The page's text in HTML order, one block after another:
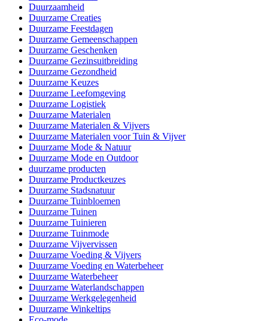
Duurzaamheid
Duurzame Creaties
Duurzame Feestdagen
Duurzame Gemeenschappen
Duurzame Geschenken
Duurzame Gezinsuitbreiding
Duurzame Gezondheid
Duurzame Keuzes
Duurzame Leefomgeving
Duurzame Logistiek
Duurzame Materialen
Duurzame Materialen & Vijvers
Duurzame Materialen voor Tuin & Vijver
Duurzame Mode & Natuur
Duurzame Mode en Outdoor
duurzame producten
Duurzame Productkeuzes
Duurzame Stadsnatuur
Duurzame Tuinbloemen
Duurzame Tuinen
Duurzame Tuinieren
Duurzame Tuinmode
Duurzame Vijvervissen
Duurzame Voeding & Vijvers
Duurzame Voeding en Waterbeheer
Duurzame Waterbeheer
Duurzame Waterlandschappen
Duurzame Werkgelegenheid
Duurzame Winkeltips